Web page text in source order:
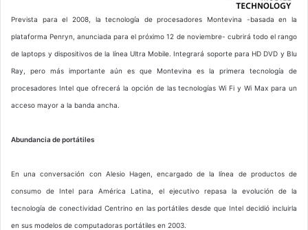
Prevista para el 2008, la tecnología de procesadores Montevina -basada en la
plataforma Penryn, anunciada para el próximo 12 de noviembre- cubrirá todo el rango
de laptops y dispositivos de la línea Ultra Mobile. Integrará soporte para HD DVD y Blu
Ray, pero más importante aún es que Montevina es la primera tecnología de
procesadores Intel que ofrecerá la opción de las tecnologías Wi Fi y Wi Max para un
acceso mayor a la banda ancha.
Abundancia de portátiles
En una conversación con Alesio Hagen, encargado de la línea de productos de
consumo de Intel para América Latina, el ejecutivo repasa la evolución de la
tecnología de conectividad Centrino en las portátiles desde que Intel decidió incluirla
en sus modelos de computadoras portátiles en 2003.